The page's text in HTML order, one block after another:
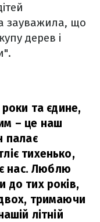
зауважила, що
дерев і
та єдине,
– це наш
палає
тихенько,
нас. Люблю
до тих років,
тримаючи
літній